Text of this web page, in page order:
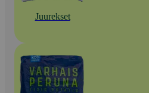
Juurekset